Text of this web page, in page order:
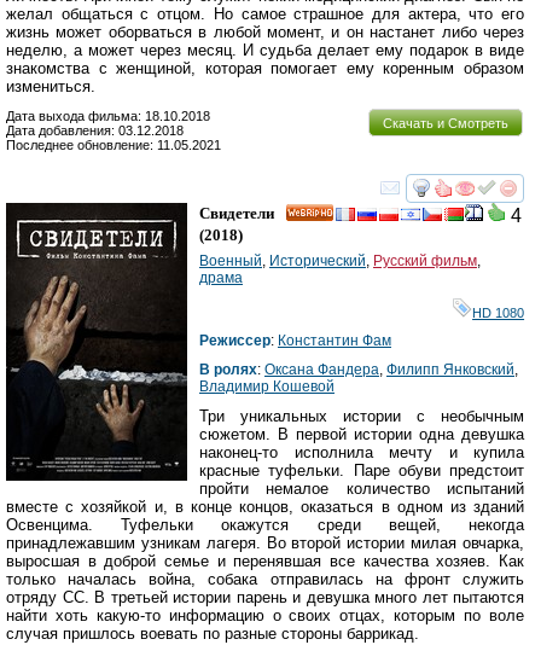
желал общаться с отцом. Но самое страшное для актера, что его
жизнь может оборваться в любой момент, и он настанет либо через
неделю, а может через месяц. И судьба делает ему подарок в виде
знакомства с женщиной, которая помогает ему коренным образом
измениться.
Скачать и Смотреть
Дата выхода фильма: 18.10.2018
Дата добавления: 03.12.2018
Последнее обновление: 11.05.2021
смотреть
4
Свидетели
(2018)
Военный, Исторический, Русский фильм,
драма
HD 1080
Режиссер: Константин Фам
В ролях: Оксана Фандера, Филипп Янковский,
Владимир Кошевой
Три уникальных истории с необычным
сюжетом. В первой истории одна девушка
наконец-то исполнила мечту и купила
красные туфельки. Паре обуви предстоит
пройти немалое количество испытаний
вместе с хозяйкой и, в конце концов, оказаться в одном из зданий
Освенцима. Туфельки окажутся среди вещей, некогда
принадлежавшим узникам лагеря. Во второй истории милая овчарка,
выросшая в доброй семье и перенявшая все качества хозяев. Как
только началась война, собака отправилась на фронт служить
отряду СС. В третьей истории парень и девушка много лет пытаются
найти хоть какую-то информацию о своих отцах, которым по воле
случая пришлось воевать по разные стороны баррикад.